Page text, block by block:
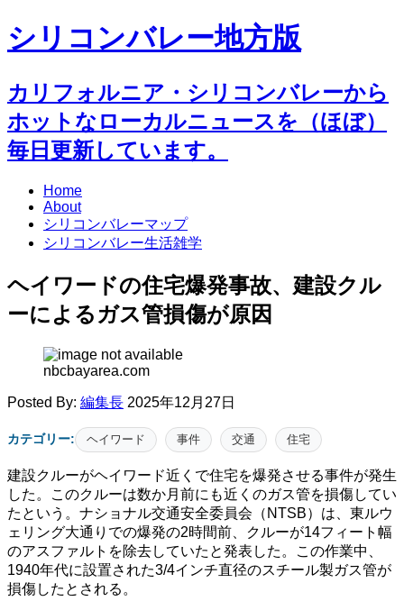
シリコンバレー地方版
カリフォルニア・シリコンバレーから
ホットなローカルニュースを（ほぼ）
毎日更新しています。
Home
About
シリコンバレーマップ
シリコンバレー生活雑学
ヘイワードの住宅爆発事故、建設クル
ーによるガス管損傷が原因
nbcbayarea.com
Posted By: 編集長 2025年12月27日
カテゴリー: ヘイワード 事件 交通 住宅
建設クルーがヘイワード近くで住宅を爆発させる事件が発生
した。このクルーは数か月前にも近くのガス管を損傷してい
たという。ナショナル交通安全委員会（NTSB）は、東ルウ
ェリング大通りでの爆発の2時間前、クルーが14フィート幅
のアスファルトを除去していたと発表した。この作業中、
1940年代に設置された3/4インチ直径のスチール製ガス管が
損傷したとされる。